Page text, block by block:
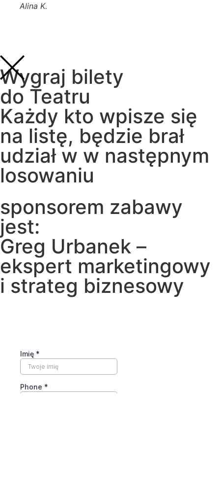
Alina K.
Wygraj bilety
do Teatru
Każdy kto wpisze się
na listę, będzie brał
udział w w następnym
losowaniu
sponsorem zabawy
jest:
Greg Urbanek –
ekspert marketingowy
i strateg biznesowy